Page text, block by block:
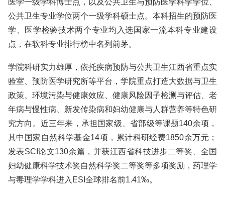
医学一级学科博士点，以及公共卫生与预防医学科学学位、
公共卫生专业学位两个一级学科硕士点。本科招生的预防医
学、医学检验技术两个专业均入选国家一流本科专业建设
点，在软科专业排行榜中名列前茅。
学院科研实力雄厚，依托疾病预防与公共卫生江西省重点实
验室、预防医学研究所等平台，学院重点打造大数据与卫生
政策、环境污染与健康效应、健康风险因子检测与评估、老
年病与慢性病、新发传染病和妇幼健康与人群营养等特色研
究方向。近三年来，承担国家级、省部级等课题140余项，
其中国家自然科学基金14项，累计科研经费1850余万元；
发表SCI论文130余篇，并获江西省科技进步二等奖、全国
妇幼健康科学技术奖自然科学奖二等奖等多项奖励，药理学
与毒理学学科进入ESI全球排名前1.41‰。